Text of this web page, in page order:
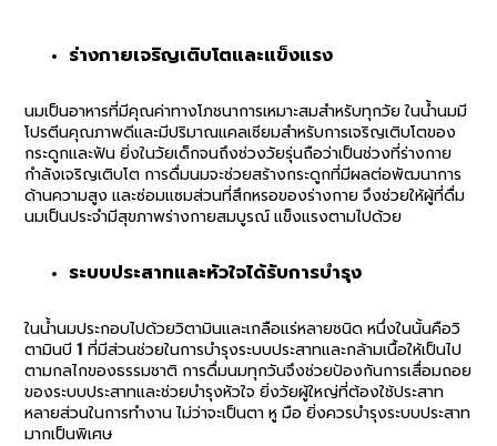
ร่างกายเจริญเติบโตและแข็งแรง
นมเป็นอาหารที่มีคุณค่าทางโภชนาการเหมาะสมสำหรับทุกวัย ในน้ำนมมี
โปรตีนคุณภาพดีและมีปริมาณแคลเซียมสำหรับการเจริญเติบโตของ
กระดูกและฟัน ยิ่งในวัยเด็กจนถึงช่วงวัยรุ่นถือว่าเป็นช่วงที่ร่างกาย
กำลังเจริญเติบโต การดื่มนมจะช่วยสร้างกระดูกที่มีผลต่อพัฒนาการ
ด้านความสูง และซ่อมแซมส่วนที่สึกหรอของร่างกาย จึงช่วยให้ผู้ที่ดื่ม
นมเป็นประจำมีสุขภาพร่างกายสมบูรณ์ แข็งแรงตามไปด้วย
ระบบประสาทและหัวใจได้รับการบำรุง
ในน้ำนมประกอบไปด้วยวิตามินและเกลือแร่หลายชนิด หนึ่งในนั้นคือวิ
ตามินบี 1 ที่มีส่วนช่วยในการบำรุงระบบประสาทและกล้ามเนื้อให้เป็นไป
ตามกลไกของธรรมชาติ การดื่มนมทุกวันจึงช่วยป้องกันการเสื่อมถอย
ของระบบประสาทและช่วยบำรุงหัวใจ ยิ่งวัยผู้ใหญ่ที่ต้องใช้ประสาท
หลายส่วนในการทำงาน ไม่ว่าจะเป็นตา หู มือ ยิ่งควรบำรุงระบบประสาท
มากเป็นพิเศษ